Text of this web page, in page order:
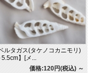
ルタガス(タケノコカニモリ)
】[メ...
価格:120円(税込)～